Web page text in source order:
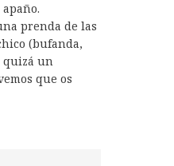
prenda de las
(bufanda,
quizá un
que os